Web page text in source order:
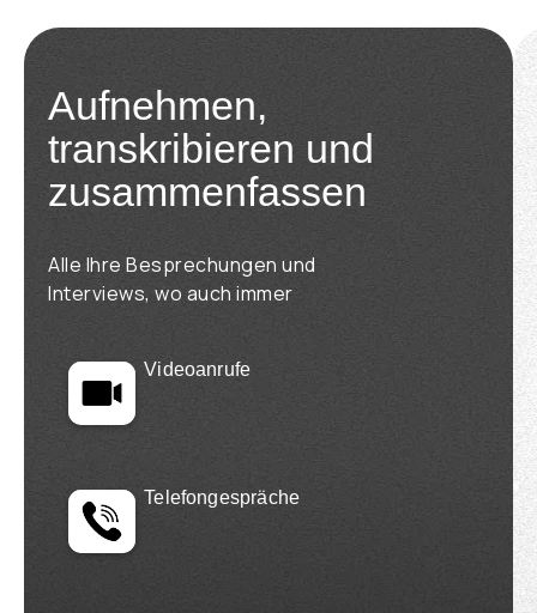
Aufnehmen,
transkribieren und
zusammenfassen
Alle Ihre Besprechungen und
Interviews, wo auch immer
Videoanrufe
Telefongespräche